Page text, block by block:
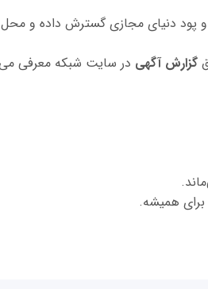
را در تار و پود دنیای مجازی گسترش داده و
گزارش آگهی در سایت شبکه معرفی
همیشه.